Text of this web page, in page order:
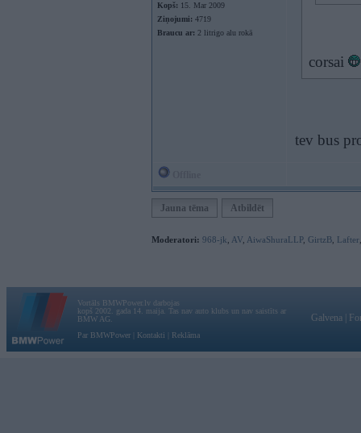
Kopš: 15. Mar 2009
Ziņojumi: 4719
Braucu ar: 2 litrigo alu rokā
corsai
tev bus
Jauna tēma Atbildēt
Moderatori: 968-jk AV AiwaShuraLLP, GirtzB Lafter
Vortāls BMWPower.lv darbojas
kopš 2002. gada 14. maija. Tas nav auto klubs un nav saistīts ar
BMW AG.
Par BMWPower
Kontakti Reklāma
Galvena